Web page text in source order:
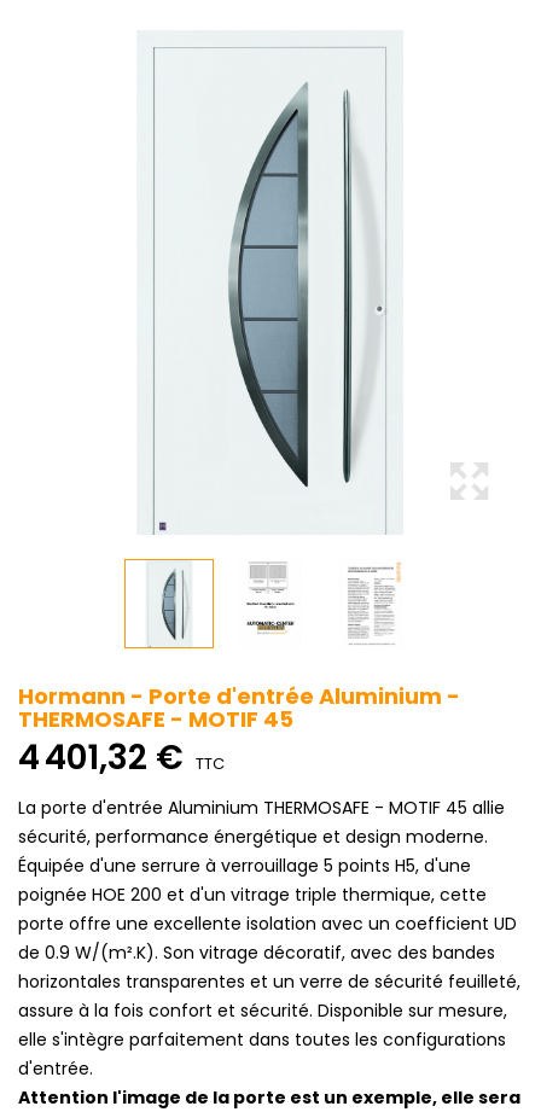
Hormann - Porte d'entrée Aluminium -
THERMOSAFE - MOTIF 45
4 401,32 € TTC
La porte d'entrée Aluminium THERMOSAFE - MOTIF 45 allie
sécurité, performance énergétique et design moderne.
Équipée d'une serrure à verrouillage 5 points H5, d'une
poignée HOE 200 et d'un vitrage triple thermique, cette
porte offre une excellente isolation avec un coefficient UD
de 0.9 W/(m².K). Son vitrage décoratif, avec des bandes
horizontales transparentes et un verre de sécurité feuilleté,
assure à la fois confort et sécurité. Disponible sur mesure,
elle s'intègre parfaitement dans toutes les configurations
d'entrée.
Attention l'image de la porte est un exemple, elle sera